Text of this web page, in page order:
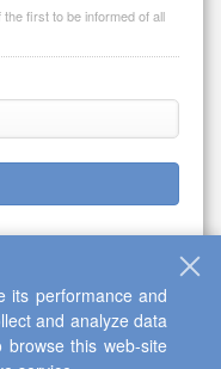
first to be informed of all
Center "Interactive Plus"
its performance and
and analyze data
this web-site